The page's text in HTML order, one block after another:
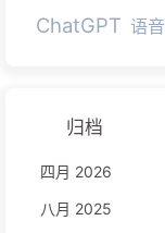
ChatGPT 语音
归档
四月 2026
八月 2025